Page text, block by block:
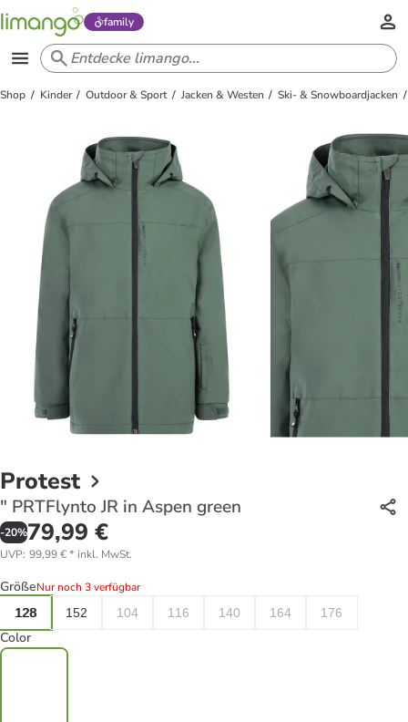
family
Shop Kinder Outdoor & Sport Jacken & Westen Ski- & Snowboardjacken
Protest
" PRTFlynto JR in Aspen green
-20%79,99 €
UVP: 99,99 €* inkl. MwSt.
GrößeNur noch 3 verfügbar
128
152 104 116 140 164 176
Color